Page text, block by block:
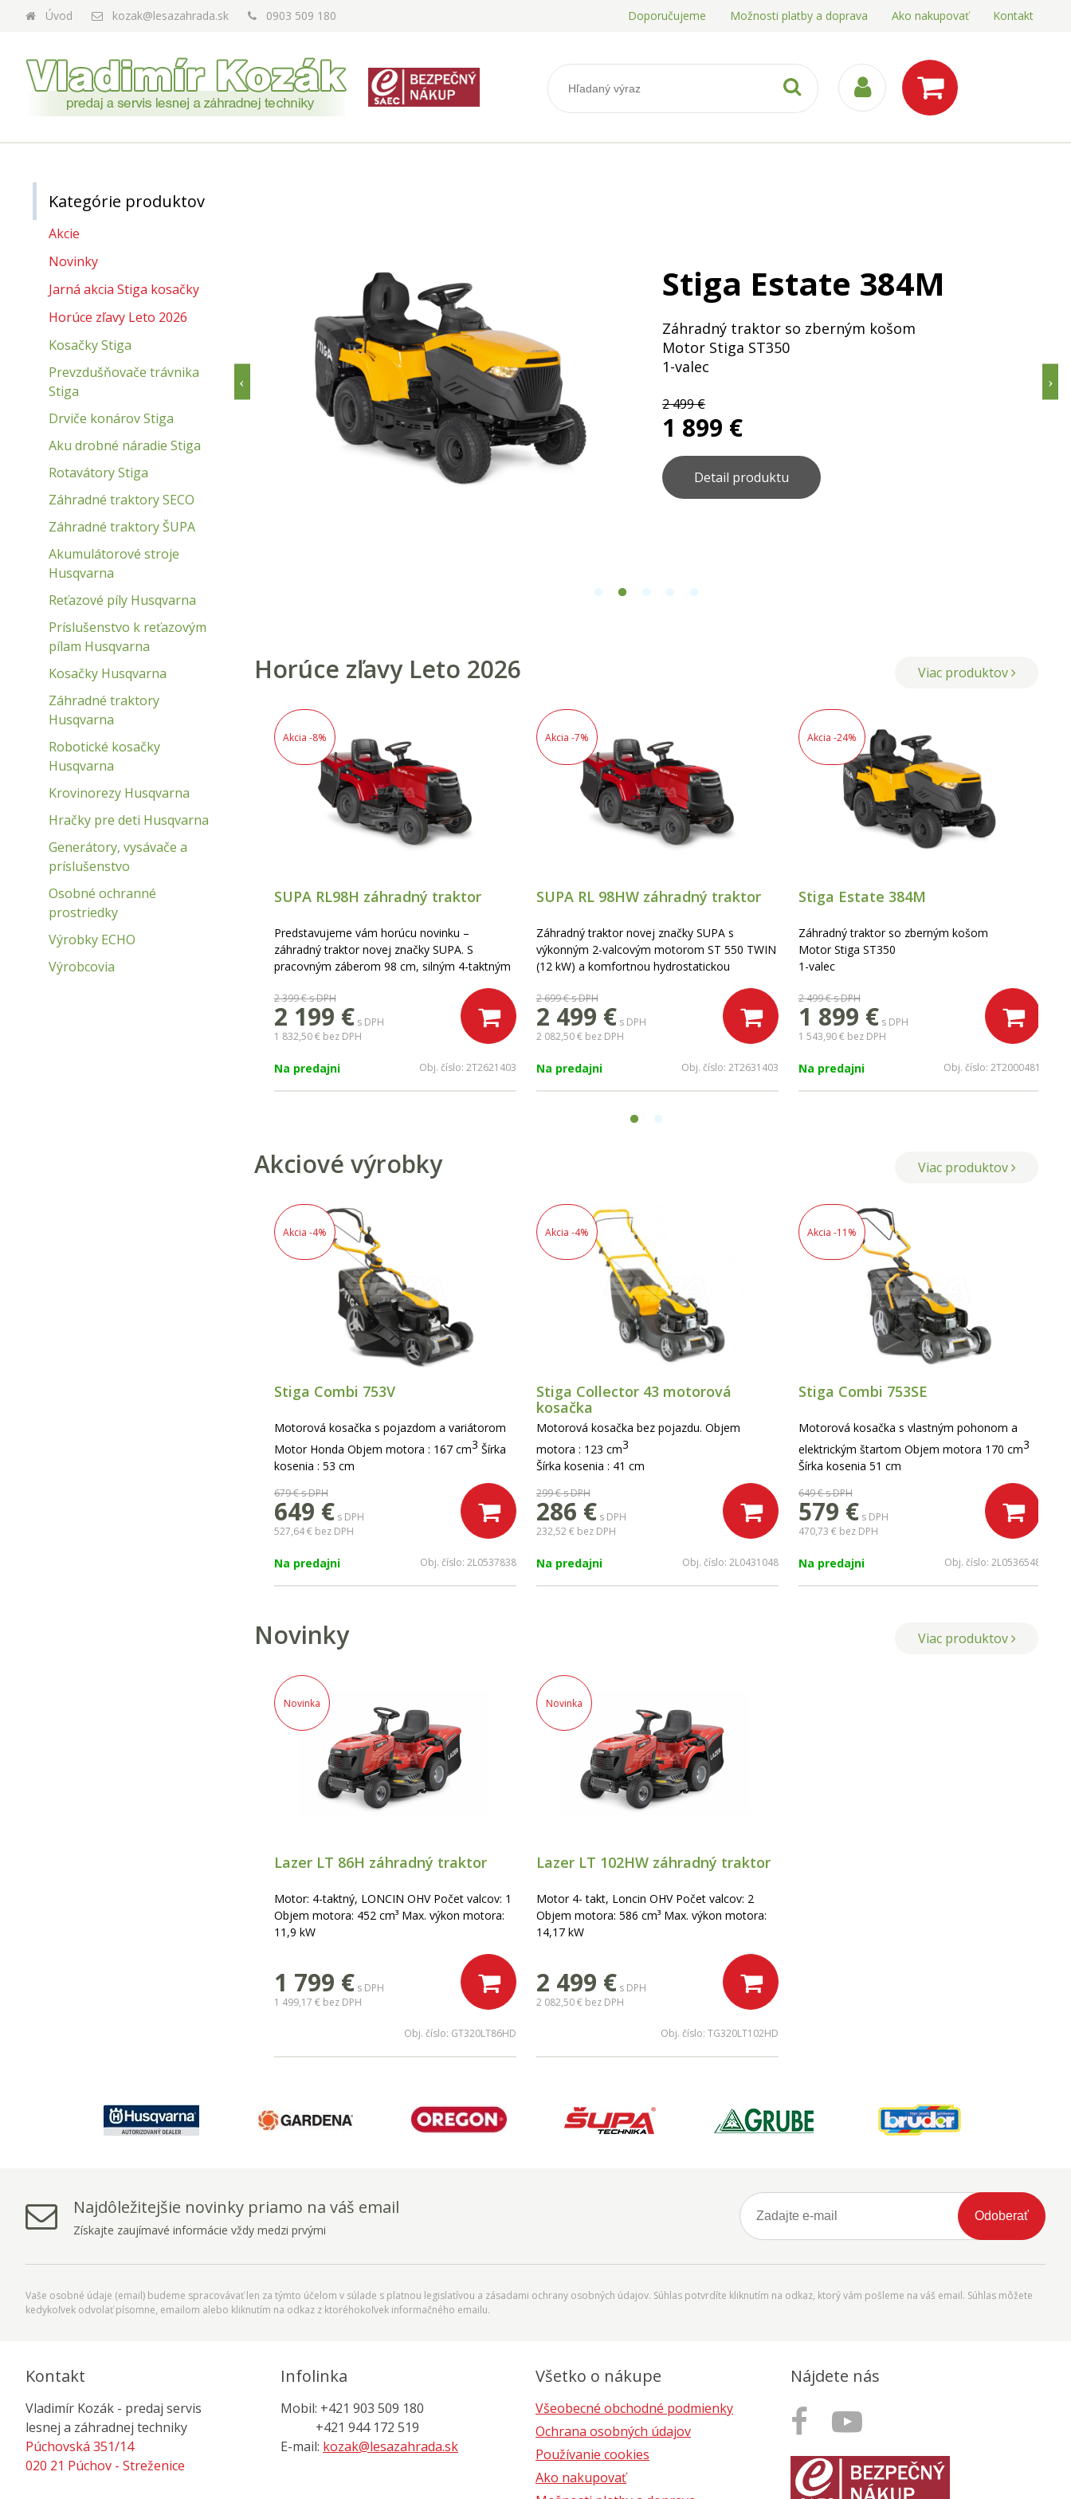
Úvod kozak@lesazahrada.sk 0903 509 180 Doporučujeme Možnosti platby a doprava Ako nakupovať Kontakt
166ST
zberným košom
Stiga Estate 384M
Záhradný traktor so zberným košom
Motor Stiga ST350
1-valec
2 499 €
1 899 €
Detail produktu
Horúce zľavy Leto 2026
Akcia -8%
SUPA RL98H záhradný traktor
Predstavujeme vám horúcu novinku –
záhradný traktor novej značky SUPA. S
pracovným záberom 98 cm, silným 4-taktným
hydrostatickou prevodovkou predstavuje
ideálne riešenie pre stredné a veľké záhrady.
Ponúka výnimočné pohodlie vďaka odvetranej
(mulčovacia zátka, ťažné zariadenie a
2 399 €s DPH
2 199 € s DPH
1 832,50 € bez DPH
Na predajni Obj. číslo: 2T2621403
Akcia -7%
SUPA RL 98HW záhradný traktor
Záhradný traktor novej značky SUPA s
výkonným 2-valcovým motorom ST 550 TWIN
(12 kW) a komfortnou hydrostatickou
s 2 nožmi pre rýchle kosenie, veľký 240 l
zberný kôš a bohatú výbavu v cene -
mulčovacia zátka, ťažné zariadenie, nabíjačka.
2 699 €s DPH
2 499 € s DPH
2 082,50 € bez DPH
Na predajni Obj. číslo: 2T2631403
Akcia -24%
Stiga Estate 384M
Záhradný traktor so zberným košom
Motor Stiga ST350
1-valec
2 499 €s DPH
1 899 € s DPH
1 543,90 € bez DPH
Na predajni Obj. číslo: 2T2000481
Viac produktov
Akciové výrobky
Akcia -4%
Stiga Combi 753V
Motorová kosačka s pojazdom a variátorom
Motor Honda Objem motora : 167 cm3 Šírka
kosenia : 53 cm
679 €s DPH
649 € s DPH
527,64 € bez DPH
Na predajni Obj. číslo: 2L0537838
Akcia -4%
Stiga Collector 43 motorová
kosačka
Motorová kosačka bez pojazdu. Objem
motora : 123 cm3
Šírka kosenia : 41 cm
299 €s DPH
286 € s DPH
232,52 € bez DPH
Na predajni Obj. číslo: 2L0431048
Akcia -11%
Stiga Combi 753SE
Motorová kosačka s vlastným pohonom a
elektrickým štartom Objem motora 170 cm3
Šírka kosenia 51 cm
649 €s DPH
579 € s DPH
470,73 € bez DPH
Na predajni Obj. číslo: 2L0536548
Viac produktov
Novinky
Novinka
Lazer LT 86H záhradný traktor
Motor: 4-taktný, LONCIN OHV Počet valcov: 1
Objem motora: 452 cm³ Max. výkon motora:
11,9 kW
1 799 € s DPH
1 499,17 € bez DPH
Obj. číslo: GT320LT86HD
Novinka
Lazer LT 102HW záhradný traktor
Motor 4- takt, Loncin OHV Počet valcov: 2
Objem motora: 586 cm³ Max. výkon motora:
14,17 kW
2 499 € s DPH
2 082,50 € bez DPH
Obj. číslo: TG320LT102HD
Viac produktov
Kategórie produktov
Akcie
Novinky
Jarná akcia Stiga kosačky
Horúce zľavy Leto 2026
Kosačky Stiga
Prevzdušňovače trávnika
Stiga
Drviče konárov Stiga
Aku drobné náradie Stiga
Rotavátory Stiga
Záhradné traktory SECO
Záhradné traktory ŠUPA
Akumulátorové stroje
Husqvarna
Reťazové píly Husqvarna
Príslušenstvo k reťazovým
pílam Husqvarna
Kosačky Husqvarna
Záhradné traktory
Husqvarna
Robotické kosačky
Husqvarna
Krovinorezy Husqvarna
Hračky pre deti Husqvarna
Generátory, vysávače a
príslušenstvo
Osobné ochranné
prostriedky
Výrobky ECHO
Výrobcovia
Najdôležitejšie novinky priamo na váš email
Získajte zaujímavé informácie vždy medzi prvými
Odoberať
Vaše osobné údaje (email) budeme spracovávať len za týmto účelom v súlade s platnou legislatívou a zásadami ochrany osobných údajov. Súhlas potvrdíte kliknutím na odkaz, ktorý vám pošleme na váš email. Súhlas môžete
kedykoľvek odvolať písomne, emailom alebo kliknutím na odkaz z ktoréhokoľvek informačného emailu.
Kontakt
Vladimír Kozák - predaj servis
lesnej a záhradnej techniky
Púchovská 351/14
020 21 Púchov - Streženice
Infolinka
Mobil: +421 903 509 180
+421 944 172 519
E-mail: kozak@lesazahrada.sk
Všetko o nákupe
Všeobecné obchodné podmienky
Ochrana osobných údajov
Používanie cookies
Ako nakupovať
Nájdete nás